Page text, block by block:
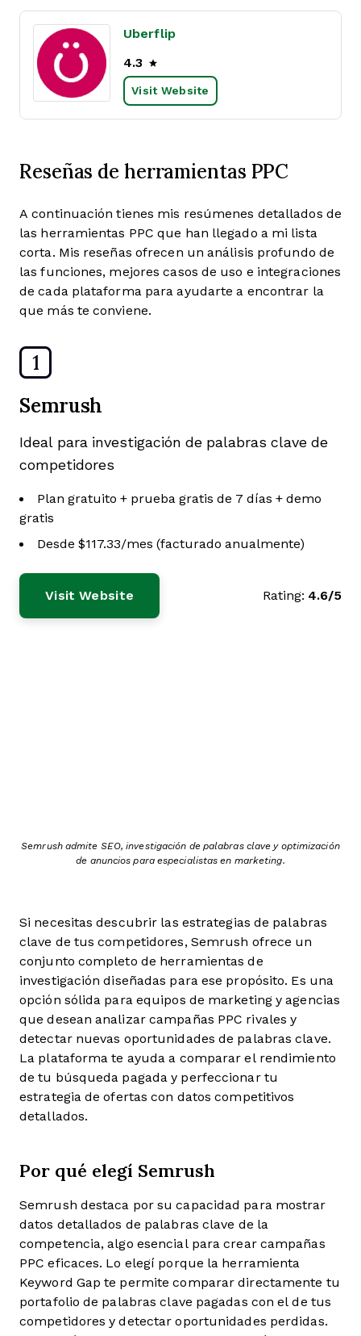
Uberflip
4.3
Visit Website
Reseñas de herramientas PPC
A continuación tienes mis resúmenes detallados de
las herramientas PPC que han llegado a mi lista
corta. Mis reseñas ofrecen un análisis profundo de
las funciones, mejores casos de uso e integraciones
de cada plataforma para ayudarte a encontrar la
que más te conviene.
1
Semrush
Ideal para investigación de palabras clave de
competidores
Plan gratuito + prueba gratis de 7 días + demo
gratis
Desde $117.33/mes (facturado anualmente)
Visit Website Rating: 4.6/5
Semrush admite SEO, investigación de palabras clave y optimización
de anuncios para especialistas en marketing.
Si necesitas descubrir las estrategias de palabras
clave de tus competidores, Semrush ofrece un
conjunto completo de herramientas de
investigación diseñadas para ese propósito. Es una
opción sólida para equipos de marketing y agencias
que desean analizar campañas PPC rivales y
detectar nuevas oportunidades de palabras clave.
La plataforma te ayuda a comparar el rendimiento
de tu búsqueda pagada y perfeccionar tu
estrategia de ofertas con datos competitivos
detallados.
Por qué elegí Semrush
Semrush destaca por su capacidad para mostrar
datos detallados de palabras clave de la
competencia, algo esencial para crear campañas
PPC eficaces. Lo elegí porque la herramienta
Keyword Gap te permite comparar directamente tu
portafolio de palabras clave pagadas con el de tus
competidores y detectar oportunidades perdidas.